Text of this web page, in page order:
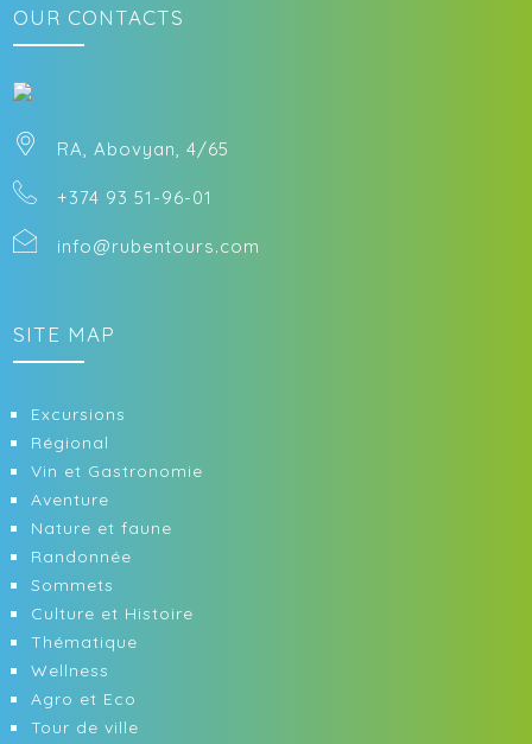
OUR CONTACTS
RA, Abovyan, 4/65
+374 93 51-96-01
info@rubentours.com
SITE MAP
Excursions
Régional
Vin et Gastronomie
Aventure
Nature et faune
Randonnée
Sommets
Culture et Histoire
Thématique
Wellness
Agro et Eco
Tour de ville